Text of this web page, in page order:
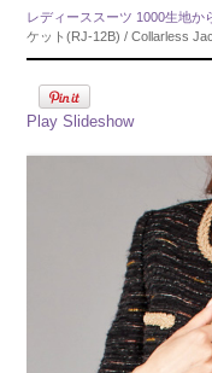
レディーススーツ 1000生地か
ケット(RJ-12B) / Collarless
Play Slideshow